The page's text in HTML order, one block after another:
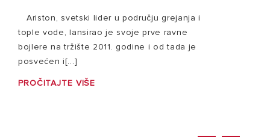
Ariston, svetski lider u području grejanja i
tople vode, lansirao je svoje prve ravne
bojlere na tržište 2011. godine i od tada je
posvećen i[...]
PROČITAJTE VIŠE